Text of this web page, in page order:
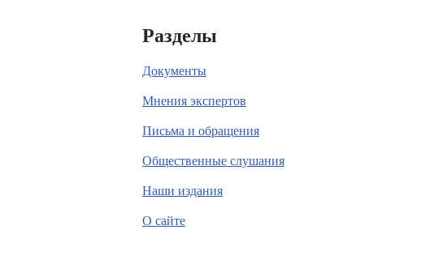
Разделы
Документы
Мнения экспертов
Письма и обращения
Общественные слушания
Наши издания
О сайте